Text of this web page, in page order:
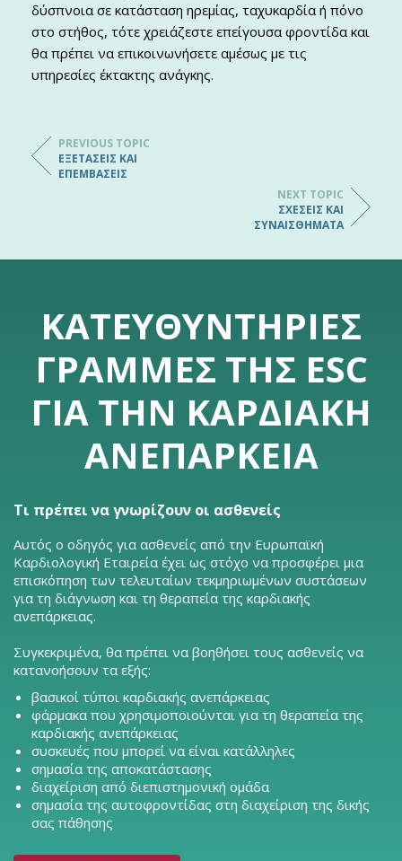
δύσπνοια σε κατάσταση ηρεμίας, ταχυκαρδία ή πόνο
στο στήθος, τότε χρειάζεστε επείγουσα φροντίδα και
θα πρέπει να επικοινωνήσετε αμέσως με τις
υπηρεσίες έκτακτης ανάγκης.
PREVIOUS TOPIC
ΕΞΕΤΆΣΕΙΣ ΚΑΙ
ΕΠΕΜΒΆΣΕΙΣ
NEXT TOPIC
ΣΧΈΣΕΙΣ ΚΑΙ
ΣΥΝΑΙΣΘΉΜΑΤΑ
ΚΑΤΕΥΘΥΝΤΉΡΙΕΣ
ΓΡΑΜΜΈΣ ΤΗΣ ESC
ΓΙΑ ΤΗΝ ΚΑΡΔΙΑΚΉ
ΑΝΕΠΆΡΚΕΙΑ
Τι πρέπει να γνωρίζουν οι ασθενείς
Αυτός ο οδηγός για ασθενείς από την Ευρωπαϊκή
Καρδιολογική Εταιρεία έχει ως στόχο να προσφέρει μια
επισκόπηση των τελευταίων τεκμηριωμένων συστάσεων
για τη διάγνωση και τη θεραπεία της καρδιακής
ανεπάρκειας.
Συγκεκριμένα, θα πρέπει να βοηθήσει τους ασθενείς να
κατανοήσουν τα εξής:
βασικοί τύποι καρδιακής ανεπάρκειας
φάρμακα που χρησιμοποιούνται για τη θεραπεία της
καρδιακής ανεπάρκειας
συσκευές που μπορεί να είναι κατάλληλες
σημασία της αποκατάστασης
διαχείριση από διεπιστημονική ομάδα
σημασία της αυτοφροντίδας στη διαχείριση της δικής
σας πάθησης